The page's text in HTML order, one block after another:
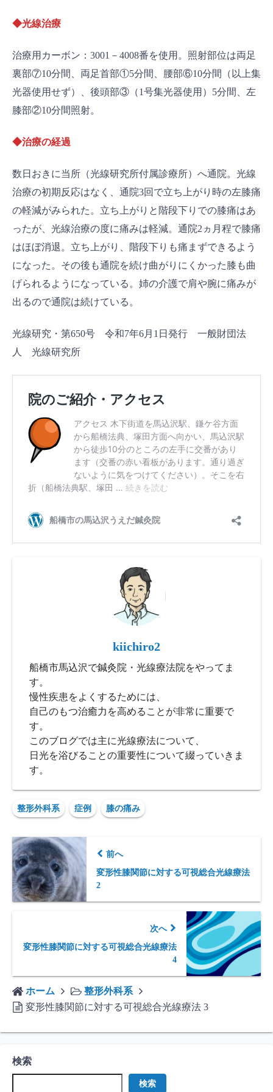
◆光線治療
治療用カーボン：3001－4008番を使用。照射部位は両足
裏部⑦10分間、両足首部①5分間、腰部⑥10分間（以上集
光器使用せず）、後頭部③（1号集光器使用）5分間、左
膝部②10分間照射。
◆治療の経過
数日おきに当所（光線研究所付属診療所）へ通院。光線
治療の初期反応はなく、通院3回で立ち上がり時の左膝痛
の軽減がみられた。立ち上がりと階段下りでの膝痛はあ
ったが、光線治療の度に痛みは軽減。通院2ヵ月程で膝痛
はほぼ消退。立ち上がり、階段下りも痛まずできるよう
になった。その後も通院を続け曲がりにくかった膝も曲
げられるようになっている。姉の介護で肩や腕に痛みが
出るので通院は続けている。
光線研究・第650号 令和7年6月1日発行 一般財団法
人 光線研究所
kiichiro2
船橋市馬込沢で鍼灸院・光線療法院をやってま
す。
慢性疾患をよくするためには、
自己のもつ治癒力を高めることが非常に重要で
す。
このブログでは主に光線療法について、
日光を浴びることの重要性について綴っていきま
す。
整形外科系 症例 膝の痛み
前へ
変形性膝関節に対する可視総合光線療法
2
次へ
変形性膝関節に対する可視総合光線療法
4
ホーム
整形外科系
変形性膝関節に対する可視総合光線療法 3
検索
検索